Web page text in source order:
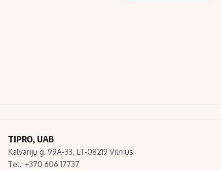
TIPRO, UAB
Kalvarijų g. 99A-33, LT-08219 Vilnius
Tel.: +370 606 17737